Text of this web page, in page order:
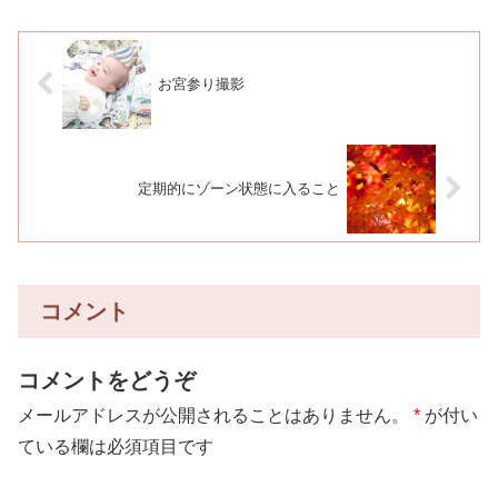
お宮参り撮影
定期的にゾーン状態に入ること
コメント
コメントをどうぞ
メールアドレスが公開されることはありません。 * が付い
ている欄は必須項目です